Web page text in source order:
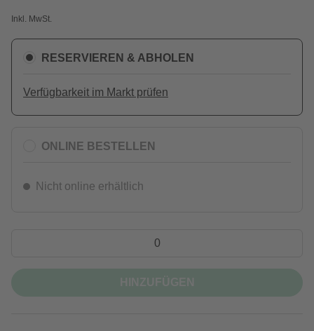
Inkl. MwSt.
RESERVIEREN & ABHOLEN
Verfügbarkeit im Markt prüfen
ONLINE BESTELLEN
Nicht online erhältlich